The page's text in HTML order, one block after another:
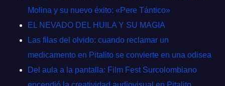
Molina y su nuevo éxito: «Pere Tántico»
EL NEVADO DEL HUILA Y SU MAGIA
Las filas del olvido: cuando reclamar un
medicamento en Pitalito se convierte en una odisea
Del aula a la pantalla: Film Fest Surcolombiano